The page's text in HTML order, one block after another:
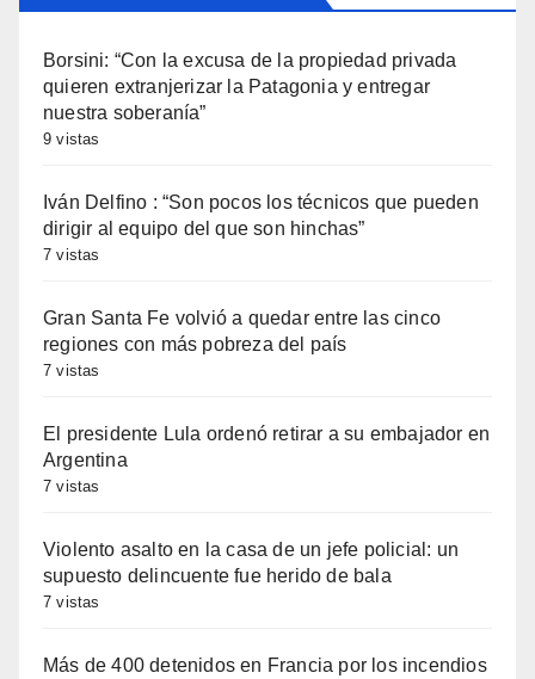
Borsini: “Con la excusa de la propiedad privada
quieren extranjerizar la Patagonia y entregar
nuestra soberanía”
9 vistas
Iván Delfino : “Son pocos los técnicos que pueden
dirigir al equipo del que son hinchas”
7 vistas
Gran Santa Fe volvió a quedar entre las cinco
regiones con más pobreza del país
7 vistas
El presidente Lula ordenó retirar a su embajador en
Argentina
7 vistas
Violento asalto en la casa de un jefe policial: un
supuesto delincuente fue herido de bala
7 vistas
Más de 400 detenidos en Francia por los incendios